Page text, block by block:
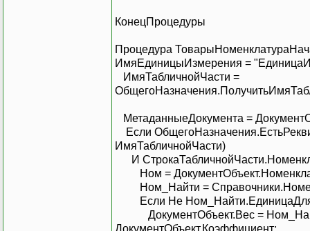
КонецПроцедуры
Процедура
ИмяЕдиницыИзмерения =
ИмяТабличнойЧасти =
МетаданныеДокумента =
Если
ИмяТабличнойЧасти)
И
Ном =
Ном_Найти =
Если Не
ДокументОбъект.Вес =
ДокументОбъект.Коэффициент;